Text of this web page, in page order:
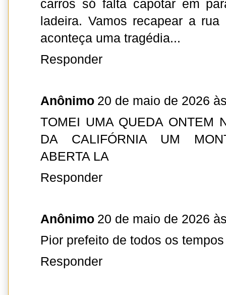
carros só falta capotar em
ladeira. Vamos recapear a
aconteça uma tragédia...
Responder
Anônimo 20 de maio de 2026
TOMEI UMA QUEDA ONTEM
DA CALIFÓRNIA UM
ABERTA LA
Responder
Anônimo 20 de maio de 2026
Pior prefeito de todos os tempos
Responder